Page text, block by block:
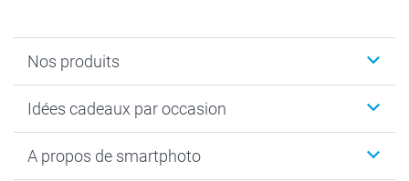
Nos produits
Calendrier photo & Agenda photo
Tirage photo & agrandissement
Idées cadeaux par occasion
Anniversaire
A propos de smartphoto